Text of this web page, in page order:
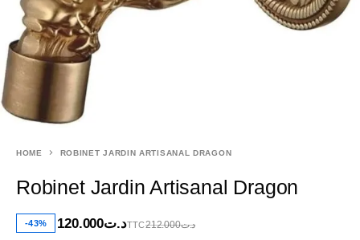
HOME ROBINET JARDIN ARTISANAL DRAGON
Robinet Jardin Artisanal Dragon
-43% د.ت212.000 د.ت120.000 TTC